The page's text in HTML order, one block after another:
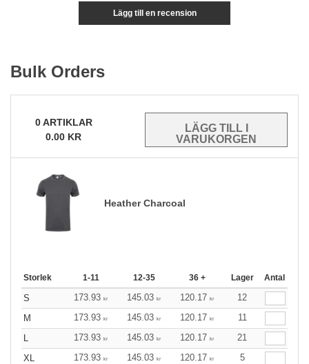
Lägg till en recension
Bulk Orders
0ARTIKLAR
0.00 KR
Heather Charcoal
Storlek 1-11 12-35 36 + Lager Antal
S 173.93 kr 145.03 kr 120.17 kr
12
M
173.93 kr 145.03 kr 120.17 kr
11
L
173.93 kr 145.03 kr 120.17 kr
21
XL
173.93 kr 145.03 kr 120.17 kr 5